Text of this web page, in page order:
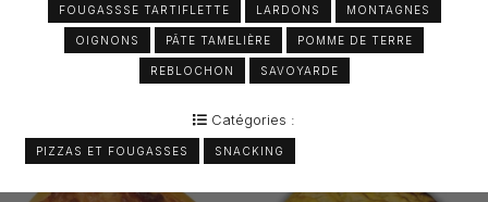
FOUGASSSE TARTIFLETTE LARDONS MONTAGNES
OIGNONS PÂTE TAMELIÈRE POMME DE TERRE
REBLOCHON SAVOYARDE
Catégories :
PIZZAS ET FOUGASSES SNACKING